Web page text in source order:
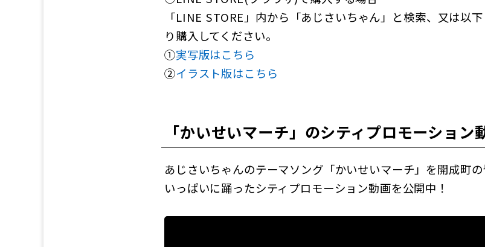
「LINE STORE」内から「あじさいちゃん」と検索、又は以
り購入してください。
①実写版はこちら
②イラスト版はこちら
「かいせいマーチ」のシティプロモーション
あじさいちゃんのテーマソング「かいせいマーチ」を開成町
いっぱいに踊ったシティプロモーション動画を公開中！